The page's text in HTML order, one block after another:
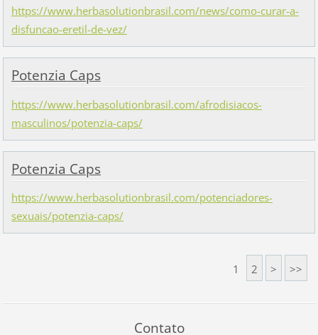
https://www.herbasolutionbrasil.com/news/como-curar-a-
disfuncao-eretil-de-vez/
Potenzia Caps
https://www.herbasolutionbrasil.com/afrodisiacos-
masculinos/potenzia-caps/
Potenzia Caps
https://www.herbasolutionbrasil.com/potenciadores-
sexuais/potenzia-caps/
1 2 > >>
Contato